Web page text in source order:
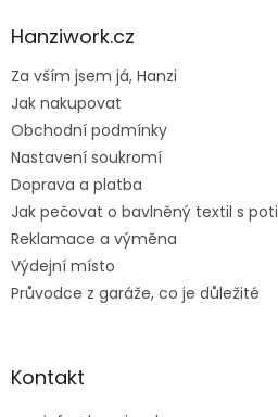
aHanziwork.cz
Za vším jsem já, Hanzi
Jak nakupovat
Obchodní podmínky
Nastavení soukromí
Doprava a platba
Jak pečovat o bavlněný textil s
Reklamace a výměna
Výdejní místo
Průvodce z garáže, co je důležité
Kontakt